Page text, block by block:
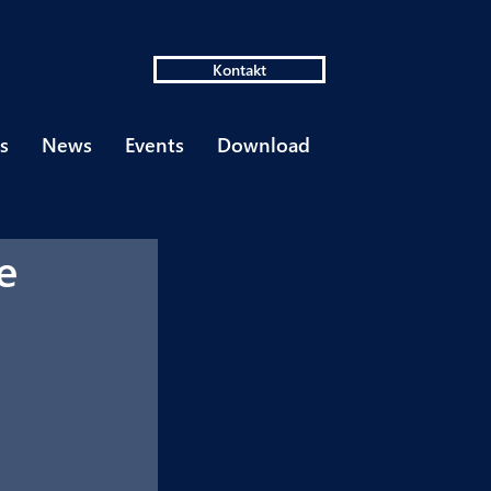
Kontakt
News Events Download